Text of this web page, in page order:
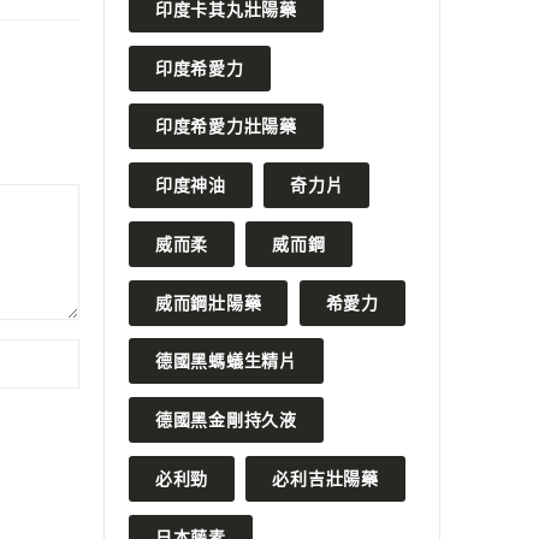
印度卡其丸壯陽藥
印度希愛力
印度希愛力壯陽藥
印度神油 奇力片
威而柔 威而鋼
威而鋼壯陽藥 希愛力
德國黑螞蟻生精片
德國黑金剛持久液
必利勁 必利吉壯陽藥